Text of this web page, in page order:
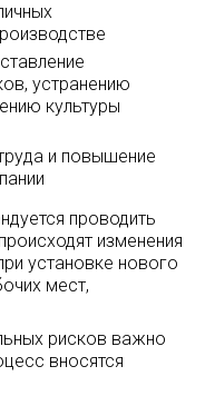
устранению
культуры
и повышение
проводить
изменения
установке нового
мест,
рисков важно
вносятся